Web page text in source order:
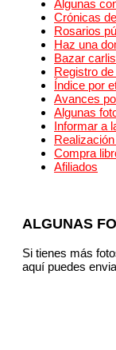
Algunas
Crónicas
Rosarios
Haz una
Bazar
Registro
Índice por
Avances
Algunas
Informar a
Compra
Afiliados
ALGUNAS
Si tienes más
aquí puedes